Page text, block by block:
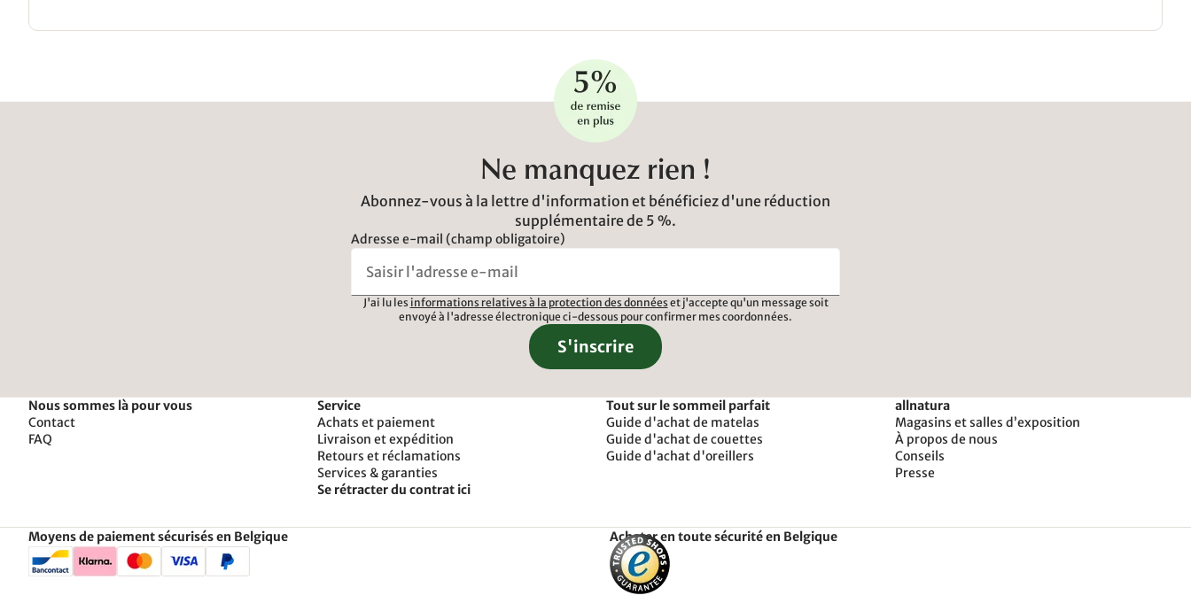
Ne manquez rien !
Abonnez-vous à la lettre d'information et bénéficiez d'une réduction
supplémentaire de 5 %.
Adresse e-mail (champ obligatoire)
J'ai lu les informations relatives à la protection des données et j'accepte qu'un message soit
envoyé à l'adresse électronique ci-dessous pour confirmer mes coordonnées.
S'inscrire
Nous sommes là pour vous
Contact
FAQ
Service
Achats et paiement
Livraison et expédition
Retours et réclamations
Services & garanties
Se rétracter du contrat ici
Tout sur le sommeil parfait
Guide d'achat de matelas
Guide d'achat de couettes
Guide d'achat d'oreillers
allnatura
Magasins et salles d’exposition
À propos de nous
Conseils
Presse
Moyens de paiement sécurisés en Belgique Acheter en toute sécurité en Belgique